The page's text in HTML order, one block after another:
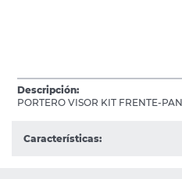
Descripción:
PORTERO VISOR KIT FRENTE-
Características: